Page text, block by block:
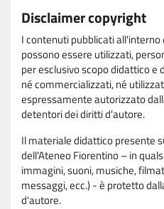
Disclaimer copyright
I contenuti pubblicati
possono essere utilizzati,
per esclusivo scopo didattico e
né commercializzati, né
espressamente autorizzato
detentori dei diritti d'autore.
Il materiale didattico presente
dell'Ateneo Fiorentino – in
immagini, suoni, musiche,
messaggi, ecc.) - è protetto
d'autore.